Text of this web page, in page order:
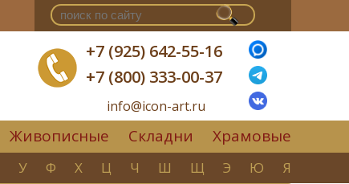
+7 (925) 642-55-16
+7 (800) 333-00-37
info@icon-art.ru
Живописные Складни Храмовые
У Ф Х Ц Ч Ш Щ Э Ю Я